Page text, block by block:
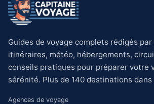
Guides de voyage complets rédigés
itinéraires, météo, hébergements,
conseils pratiques pour préparer votre
sérénité. Plus de 140 destinations dans
Agences de voyage